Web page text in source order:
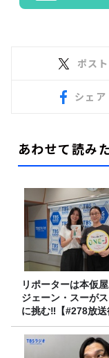
ポスト
シェア
あわせて読み
リポーターは本仮屋
ジェーン・スーが
に挑む‼【#278放送